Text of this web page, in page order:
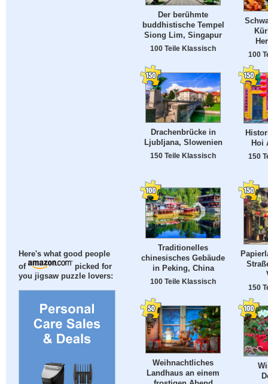
Here's what good people
of
picked for
you jigsaw puzzle lovers:
Der berühmte
buddhistische Tempel
Siong Lim, Singapur
100 Teile Klassisch
100
Drachenbrücke in
Ljubljana, Slowenien
150 Teile Klassisch
Hoi
150
Traditionelles
chinesisches Gebäude
in Peking, China
100 Teile Klassisch
150
Weihnachtliches
Landhaus an einem